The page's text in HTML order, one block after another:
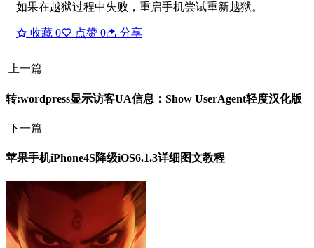
如果在越狱过程中失败，重启手机尝试重新越狱。
收藏 0 点赞 0 分享
上一篇
转:wordpress显示访客UA信息：Show UserAgent轻度汉化版
下一篇
苹果手机iPhone4S降级iOS6.1.3详细图文教程